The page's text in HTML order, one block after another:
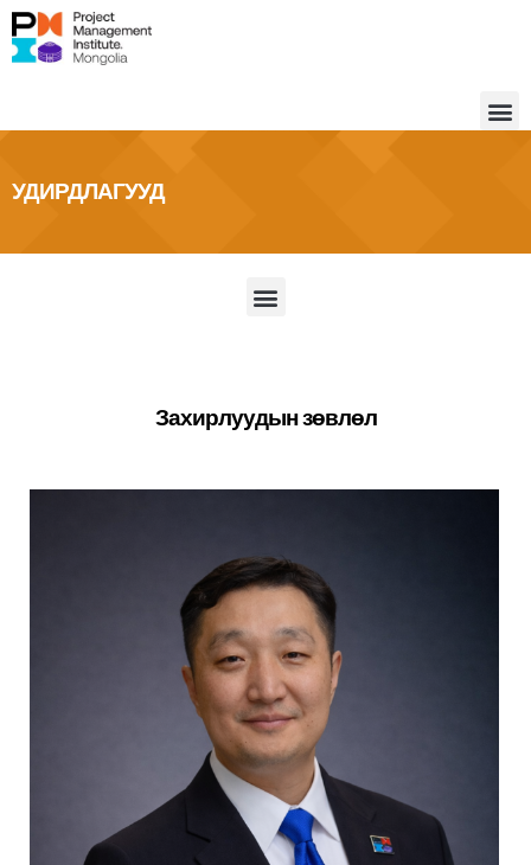
УДИРДЛАГУУД
Захирлуудын зөвлөл